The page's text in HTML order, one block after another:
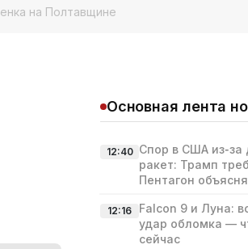
на Полтавщине
Основная лента
12:40 Спор в США из‑за
ракет: Трамп
Пентагон
12:16
Falcon 9 и Луна:
удар обломка —
сейчас